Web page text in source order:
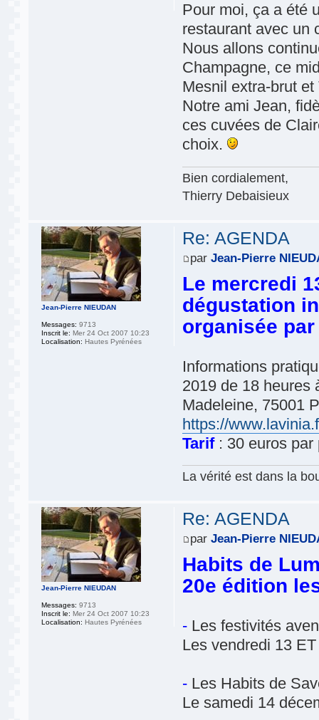
Pour moi, ça a été
restaurant avec un
Nous allons
Champagne, ce
Mesnil extra-brut
Notre ami Jean,
ces cuvées de
choix.
Bien cordialement,
Thierry Debaisieux
Re: AGENDA
parJean-Pierre
Le mercredi
dégustation
organisée
Informations
2019 de 18 heures
Madeleine, 75001
https://
Tarif: 30 euros par
La vérité est dans la
Jean-Pierre NIEUDAN
Messages: 9713
Inscrit le: Mer 24 Oct 2007 10:23
Localisation: Hautes Pyrénées
Re: AGENDA
parJean-Pierre
Habits de
20e édition
- Les festivités
Les vendredi 13
- Les Habits de
Le samedi 14
Jean-Pierre NIEUDAN
Messages: 9713
Inscrit le: Mer 24 Oct 2007 10:23
Localisation: Hautes Pyrénées